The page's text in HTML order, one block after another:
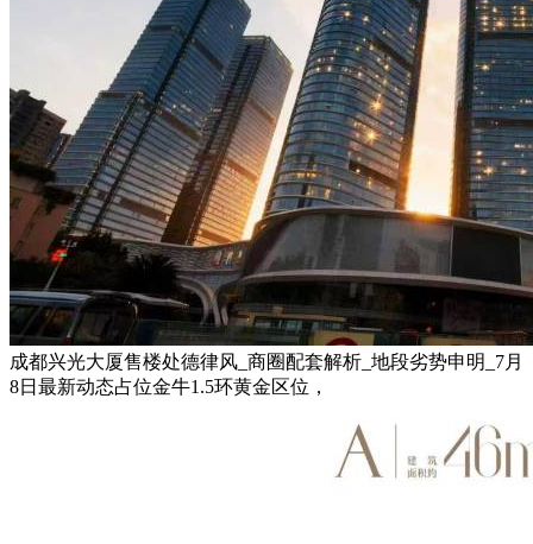
成都兴光大厦售楼处德律风_商圈配套解析_地段劣势申明_7月
8日最新动态占位金牛1.5环黄金区位，